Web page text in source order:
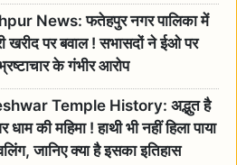
News: फतेहपुर नगर पालिका में
खरीद पर बवाल ! सभासदों ने ईओ पर
के गंभीर आरोप
Temple History: अद्भुत है
धाम की महिमा ! हाथी भी नहीं हिला पाया
जानिए क्या है इसका इतिहास